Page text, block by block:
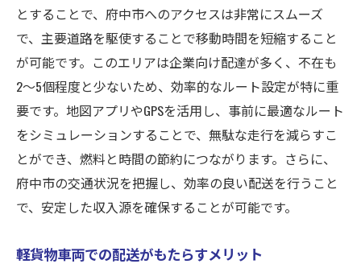
とすることで、府中市へのアクセスは非常にスムーズ
で、主要道路を駆使することで移動時間を短縮すること
が可能です。このエリアは企業向け配達が多く、不在も
2〜5個程度と少ないため、効率的なルート設定が特に重
要です。地図アプリやGPSを活用し、事前に最適なルート
をシミュレーションすることで、無駄な走行を減らすこ
とができ、燃料と時間の節約につながります。さらに、
府中市の交通状況を把握し、効率の良い配送を行うこと
で、安定した収入源を確保することが可能です。
軽貨物車両での配送がもたらすメリット